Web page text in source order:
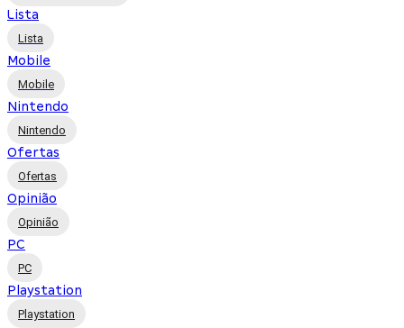
Lista
Lista
Mobile
Mobile
Nintendo
Nintendo
Ofertas
Ofertas
Opinião
Opinião
PC
PC
Playstation
Playstation